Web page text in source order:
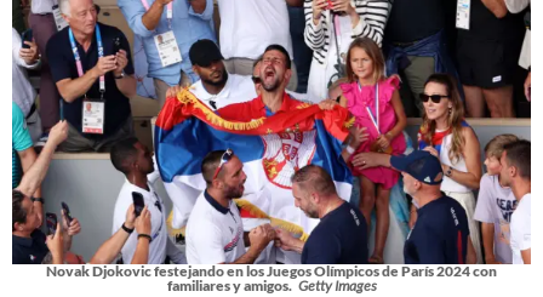
Novak Djokovic festejando en los Juegos Olímpicos de París 2024 con
familiares y amigos. Getty Images